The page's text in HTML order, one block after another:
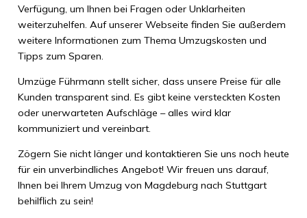
Verfügung, um Ihnen bei Fragen oder Unklarheiten
weiterzuhelfen. Auf unserer Webseite finden Sie außerdem
weitere Informationen zum Thema Umzugskosten und
Tipps zum Sparen.
Umzüge Führmann stellt sicher, dass unsere Preise für alle
Kunden transparent sind. Es gibt keine versteckten Kosten
oder unerwarteten Aufschläge – alles wird klar
kommuniziert und vereinbart.
Zögern Sie nicht länger und kontaktieren Sie uns noch heute
für ein unverbindliches Angebot! Wir freuen uns darauf,
Ihnen bei Ihrem Umzug von Magdeburg nach Stuttgart
behilflich zu sein!